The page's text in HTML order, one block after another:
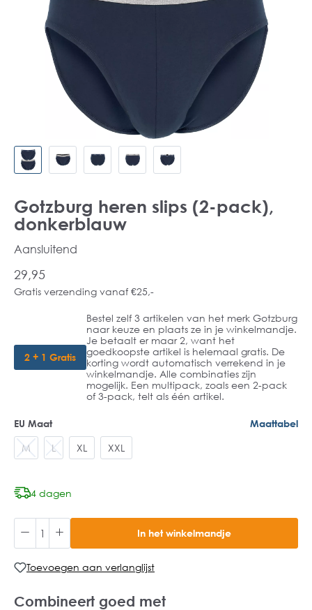
Gotzburg heren slips (2-pack),
donkerblauw
Aansluitend
29,95
Gratis verzending vanaf €25,-
2 + 1 Gratis
Bestel zelf 3 artikelen van het merk Gotzburg
naar keuze en plaats ze in je winkelmandje.
Je betaalt er maar 2, want het
goedkoopste artikel is helemaal gratis. De
korting wordt automatisch verrekend in je
winkelmandje. Alle combinaties zijn
mogelijk. Een multipack, zoals een 2-pack
of 3-pack, telt als één artikel.
EU Maat Maattabel
M L XL XXL
4 dagen
In het winkelmandje
Toevoegen aan verlanglijst
Combineert goed met